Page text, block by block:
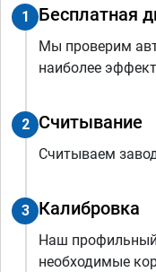
1 Бесплатная
Мы проверим
наиболее
2 Считывание
Считываем
3 Калибровка
Наш
необходимые